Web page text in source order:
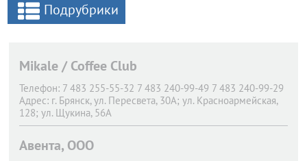
Подрубрики
Mikale / Coffee Club
Телефон: 7 483 255-55-32 7 483 240-99-49 7 483 240-99-29
Адрес: г. Брянск, ул. Пересвета, 30А; ул. Красноармейская,
128; ул. Щукина, 56А
Авента, ООО